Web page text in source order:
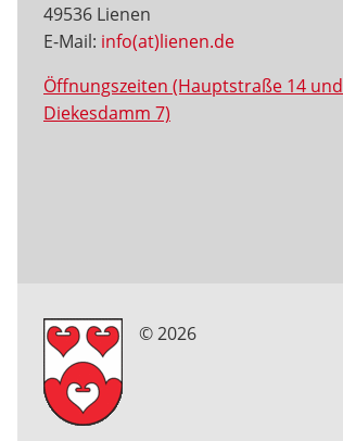
49536 Lienen
E-Mail: info(at)lienen.de
Öffnungszeiten (Hauptstraße 14 und
Diekesdamm 7)
© 2026